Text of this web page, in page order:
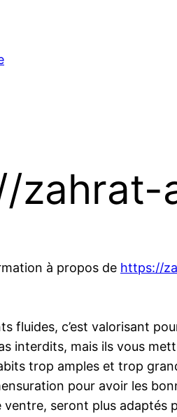
zahrat-
à propos de https://
fluides, c’est valorisant
interdits, mais ils vous
trop amples et trop
pour avoir les
seront plus adaptés